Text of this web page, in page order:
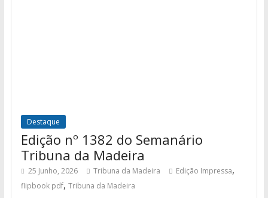
Destaque
Edição nº 1382 do Semanário
Tribuna da Madeira
25 Junho, 2026 Tribuna da Madeira Edição Impressa,
flipbook pdf, Tribuna da Madeira